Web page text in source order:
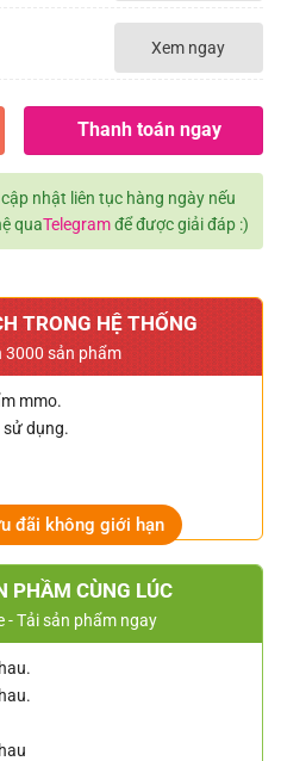
Xem ngay
Thanh toán ngay
nhật liên tục hàng ngày nếu
quaTelegramđể được giải đáp :)
TRONG HỆ THỐNG
3000 sản phẩm
mmo.
sử dụng.
đãi không giới hạn
PHẦM CÙNG LÚC
- Tải sản phẩm ngay